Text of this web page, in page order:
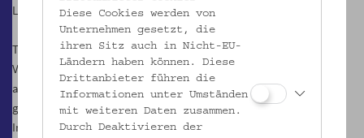
Lieblingsmusik auch Sticker und Fotos.
Trotz zunehmender gesellschaftlicher Mobilität und der
Verdichtung sozialer Medien sind Stammbücher und Poesiealben
als historische Spielart des Freundschaftsbegriffes in Erinnerung
geblieben und erregen auch gegenwärtig immer noch lebhaftes
Interesse.
Diese Cookies werden von
Unternehmen gesetzt, die
ihren Sitz auch in Nicht-EU-
Ländern haben können. Diese
Drittanbieter führen die
Informationen unter Umständen
mit weiteren Daten zusammen.
Durch Deaktivieren der